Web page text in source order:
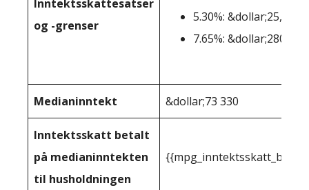
Inntektsskattesatser
og -grenser
5.30%:
7.65%:
Medianinntekt &dollar;73 330
Inntektsskatt betalt
på medianinntekten
til husholdningen